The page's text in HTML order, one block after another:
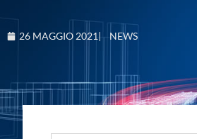
26 MAGGIO 2021| NEWS